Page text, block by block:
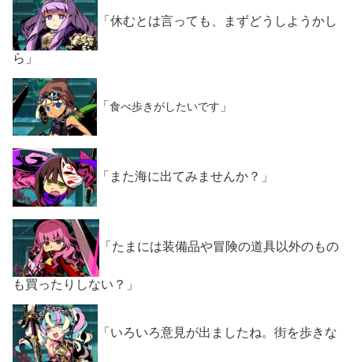
「休むとは言っても、まずどうしようかし
ら」
「 食べ歩きがしたいです 」
「また海に出てみませんか？」
「たまには装備品や冒険の道具以外のもの
も買ったりしない？」
「いろいろ意見が出ましたね。街を歩きな